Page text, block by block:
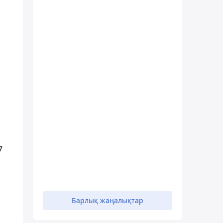
Барлық жаңалықтар